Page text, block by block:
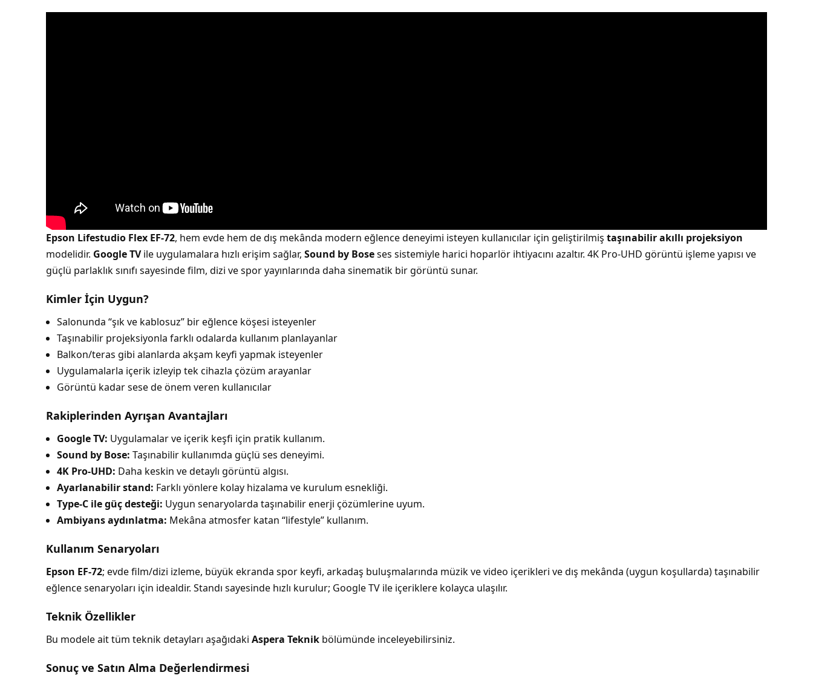
Epson Lifestudio Flex EF-72, hem evde hem de dış mekânda modern eğlence deneyimi isteyen kullanıcılar için geliştirilmiş taşınabilir akıllı projeksiyon
modelidir. Google TVile uygulamalara hızlı erişim sağlar, Sound by Boseses sistemiyle harici hoparlör ihtiyacını azaltır. 4K Pro-UHD görüntü işleme yapısı ve
güçlü parlaklık sınıfı sayesinde film, dizi ve spor yayınlarında daha sinematik bir görüntü sunar.
Kimler İçin Uygun?
Salonunda “şık ve kablosuz” bir eğlence köşesi isteyenler
Taşınabilir projeksiyonla farklı odalarda kullanım planlayanlar
Balkon/teras gibi alanlarda akşam keyfi yapmak isteyenler
Uygulamalarla içerik izleyip tek cihazla çözüm arayanlar
Görüntü kadar sese de önem veren kullanıcılar
Rakiplerinden Ayrışan Avantajları
Google TV: Uygulamalar ve içerik keşfi için pratik kullanım.
Sound by Bose: Taşınabilir kullanımda güçlü ses deneyimi.
4K Pro-UHD: Daha keskin ve detaylı görüntü algısı.
Ayarlanabilir stand: Farklı yönlere kolay hizalama ve kurulum esnekliği.
Type-C ile güç desteği: Uygun senaryolarda taşınabilir enerji çözümlerine uyum.
Ambiyans aydınlatma: Mekâna atmosfer katan “lifestyle” kullanım.
Kullanım Senaryoları
Epson EF-72; evde film/dizi izleme, büyük ekranda spor keyfi, arkadaş buluşmalarında müzik ve video içerikleri ve dış mekânda (uygun koşullarda) taşınabilir
eğlence senaryoları için idealdir. Standı sayesinde hızlı kurulur; Google TV ile içeriklere kolayca ulaşılır.
Teknik Özellikler
Bu modele ait tüm teknik detayları aşağıdaki Aspera Teknik bölümünde inceleyebilirsiniz.
Sonuç ve Satın Alma Değerlendirmesi